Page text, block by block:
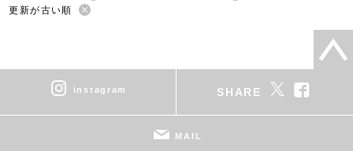
更新が古い順
instagram SHARE
MAIL